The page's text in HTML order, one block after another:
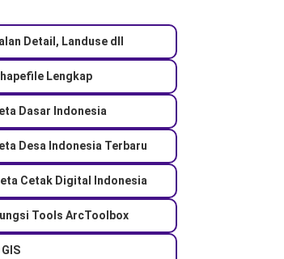
Detail, Landuse dll
Lengkap
Dasar Indonesia
Desa Indonesia Terbaru
Cetak Digital Indonesia
Tools ArcToolbox